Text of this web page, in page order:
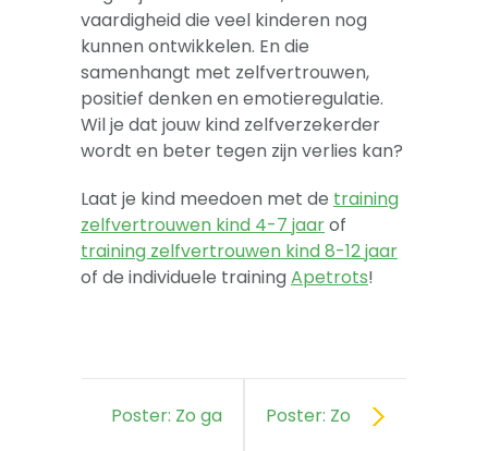
vaardigheid die veel kinderen nog
kunnen ontwikkelen. En die
samenhangt met zelfvertrouwen,
positief denken en emotieregulatie.
Wil je dat jouw kind zelfverzekerder
wordt en beter tegen zijn verlies kan?
Laat je kind meedoen met de training
zelfvertrouwen kind 4-7 jaarof
training zelfvertrouwen kind 8-12 jaar
of de individuele trainingApetrots!
Poster: Zo ga Poster: Zo